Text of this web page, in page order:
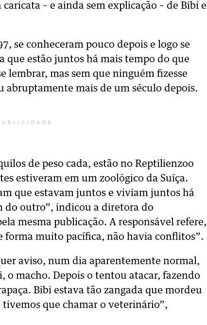
– e ainda sem explicação – de Bibi e
se conheceram pouco depois e logo se
que estão juntos há mais tempo do que
lembrar, mas sem que ninguém fizesse
mais de um século depois.
de peso cada, estão no Reptilienzoo
estiveram em um zoológico da Suíça.
que estavam juntos e viviam juntos há
do outro”, indicou a diretora do
mesma publicação. A responsável refere,
forma muito pacífica, não havia conflitos”.
aviso, num dia aparentemente normal,
o macho. Depois o tentou atacar, fazendo
Bibi estava tão zangada que mordeu
tivemos que chamar o veterinário”,